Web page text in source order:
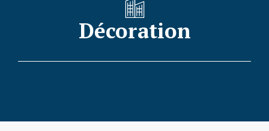
Décoration